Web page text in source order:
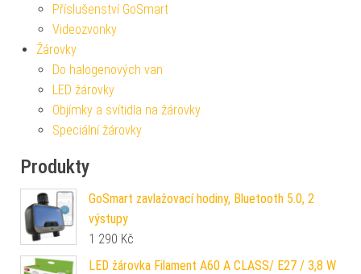
Příslušenství GoSmart
Videozvonky
Žárovky
Do halogenových van
LED žárovky
Objímky a svítidla na žárovky
Speciální žárovky
Produkty
GoSmart zavlažovací hodiny, Bluetooth 5.0, 2
výstupy
1 290 Kč
LED žárovka Filament A60 A CLASS/ E27 / 3,8 W